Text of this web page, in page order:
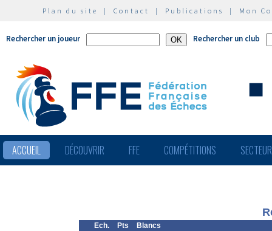
Plan du site | Contact | Publications | Mon
Rechercher un joueur Rechercher un club
ACCUEIL DÉCOUVRIR FFE COMPÉTITIONS
Ech. Pts
Blancs